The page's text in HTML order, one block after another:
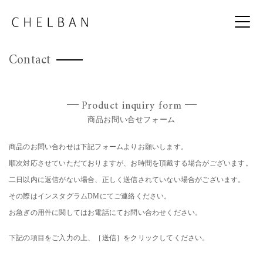
Contact
Product inquiry form
商品お問い合せフォーム
商品のお問い合わせは下記フォームよりお願いします。
順次対応させていただておりますが、お時間を頂戴する場合がございます。
二日以内に返信がない場合、正しく送信されていない場合がございます。
その際はインスタグラムDMにてご連絡ください。
お急ぎの用件に関してはお電話にてお問い合わせください。
下記の項目をご入力の上、［送信］をクリックしてください。